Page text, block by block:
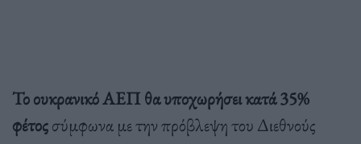
Το ουκρανικό ΑΕΠ θα υποχωρήσει κατά 35%
φέτοςσύμφωνα με την πρόβλεψη του Διεθνούς